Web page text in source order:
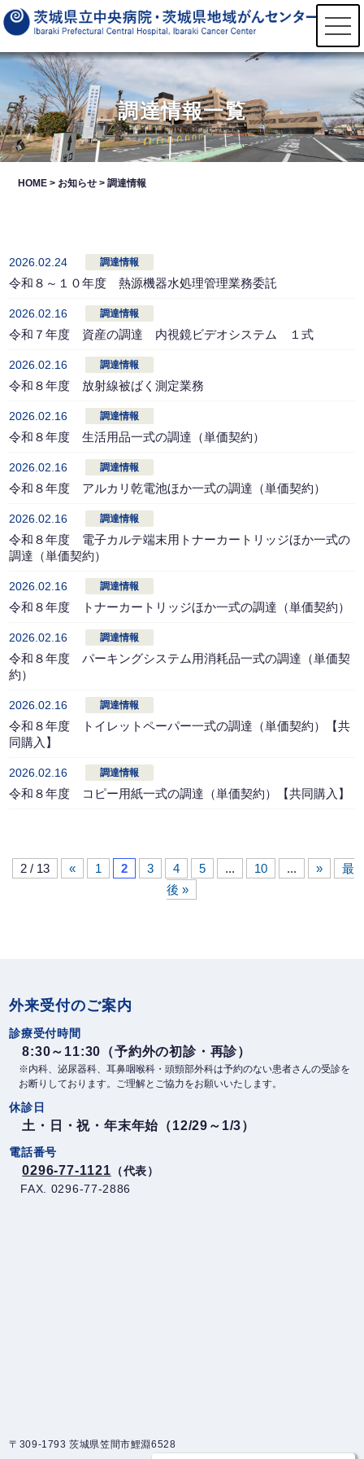
t
o
g
g
e
a
v
i
g
a
調達情報一覧
HOME > お知らせ > 調達情報
2026.02.24 調達情報
令和８～１０年度 熱源機器水処理管理業務委託
2026.02.16 調達情報
令和７年度 資産の調達 内視鏡ビデオシステム １式
2026.02.16 調達情報
令和８年度 放射線被ばく測定業務
2026.02.16 調達情報
令和８年度 生活用品一式の調達（単価契約）
2026.02.16 調達情報
令和８年度 アルカリ乾電池ほか一式の調達（単価契約）
2026.02.16 調達情報
令和８年度 電子カルテ端末用トナーカートリッジほか一式の
調達（単価契約）
2026.02.16 調達情報
令和８年度 トナーカートリッジほか一式の調達（単価契約）
2026.02.16 調達情報
令和８年度 パーキングシステム用消耗品一式の調達（単価契
約）
2026.02.16 調達情報
令和８年度 トイレットペーパー一式の調達（単価契約）【共
同購入】
2026.02.16 調達情報
令和８年度 コピー用紙一式の調達（単価契約）【共同購入】
2 / 13 « 1 2 3 4 5 ... 10 ... »
最
後 »
外来受付のご案内
診療受付時間
8:30～11:30（予約外の初診・再診）
※内科、泌尿器科、耳鼻咽喉科・頭頸部外科は予約のない患者さんの受診を
お断りしております。ご理解とご協力をお願いいたします。
休診日
土・日・祝・年末年始（12/29～1/3）
電話番号
0296-77-1121 （代表）
FAX. 0296-77-2886
〒309-1793 茨城県笠間市鯉淵6528